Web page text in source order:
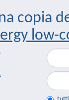
copia
low-